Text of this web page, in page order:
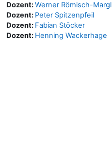
Dozent:Werner Römisch-Margl
Dozent: Peter Spitzenpfeil
Dozent: Fabian Stöcker
Dozent: Henning Wackerhage